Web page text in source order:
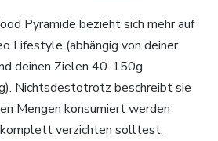
Pyramide bezieht sich mehr auf
Lifestyle (abhängig von deiner
deinen Zielen 40-150g
Nichtsdestotrotz beschreibt sie
Mengen konsumiert werden
verzichten solltest.